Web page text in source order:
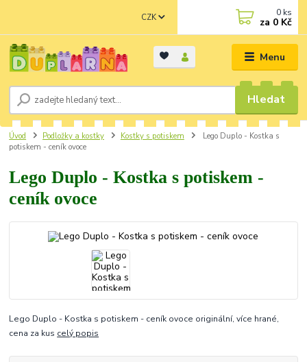
Menu
CZK
Hledat
0 ks
za 0 Kč
Úvod Podložky a kostky Kostky s potiskem
Lego Duplo - Kostka s
potiskem - ceník ovoce
Lego Duplo - Kostka s potiskem -
ceník ovoce
Lego Duplo - Kostka s potiskem - ceník ovoce originální, více hrané,
cena za kus celý popis